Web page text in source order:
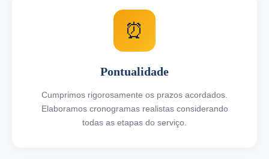
⏰
Pontualidade
Cumprimos rigorosamente os prazos acordados.
Elaboramos cronogramas realistas considerando
todas as etapas do serviço.